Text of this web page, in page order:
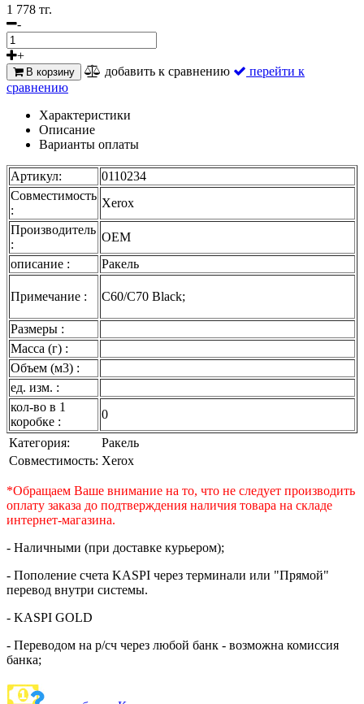
1 778 тг.
-
+
В корзину добавить к сравнению
перейти к
сравнению
Характеристики
Описание
Варианты оплаты
Артикул:
0110234
Совместимость
:
Xerox
Производитель
:
OEM
описание :
Ракель
Примечание : C60/C70 Black;
Размеры :
Масса (г) :
Объем (м3) :
ед. изм. :
кол-во в 1
коробке :
0
Категория:
Ракель
Совместимость: Xerox
*Обращаем Ваше внимание на то, что не следует производить
оплату заказа до подтверждения наличия товара на складе
интернет-магазина.
- Наличными (при доставке курьером);
- Пополение счета KASPI через терминали или "Прямой"
перевод внутри системы.
- KASPI GOLD
- Переводом на р/сч через любой банк - возможна комиссия
банка;